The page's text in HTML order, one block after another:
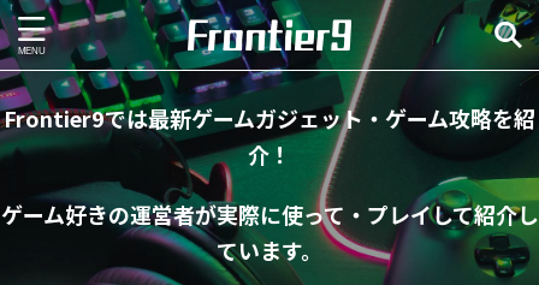
Frontier9では最新ゲームガジェット・ゲーム攻略を紹
介！
ゲーム好きの運営者が実際に使って・プレイして紹介し
ています。